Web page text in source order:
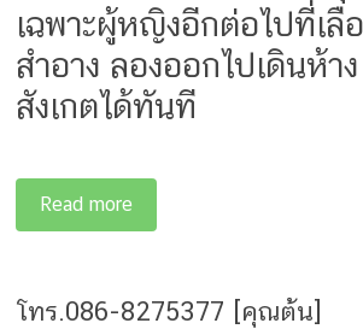
เฉพาะผู้หญิงอีกต่อไปที่เลื
สำอาง ลองออกไปเดินห้า
สังเกตได้ทันที
Read more
โทร.086-8275377 [คุณต้น]